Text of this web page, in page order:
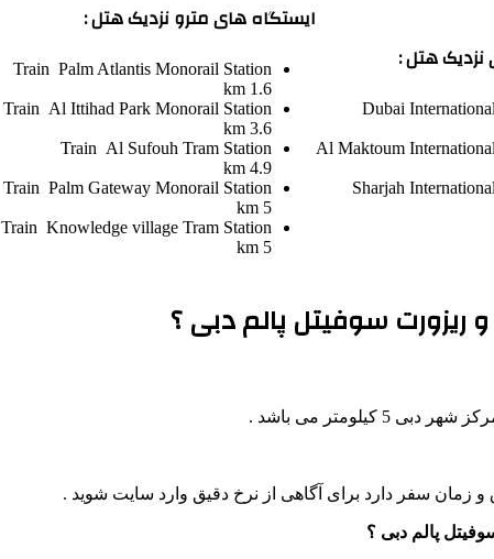
هتل :
Dubai
Al Maktoum
Sharjah
ایستگاه های مترو نزدیک هتل :
Train Palm Atlantis Monorail Station
1.6 km
Train Al Ittihad Park Monorail Station
3.6 km
Train Al Sufouh Tram Station
4.9 km
Train Palm Gateway Monorail Station
5 km
Train Knowledge village Tram Station
5 km
ریزورت سوفیتل پالم دبی ؟
می باشد .
زمان سفر دارد برای آگاهی از نرخ دقیق وارد سایت شوید .
پالم دبی ؟